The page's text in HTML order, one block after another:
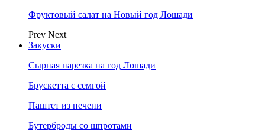
Фруктовый салат на Новый год Лошади
Prev Next
Закуски
Сырная нарезка на год Лошади
Брускетта с семгой
Паштет из печени
Бутерброды со шпротами